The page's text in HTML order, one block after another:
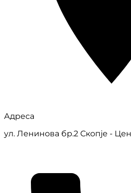
Адреса
ул. Ленинова бр.2 Скопје -